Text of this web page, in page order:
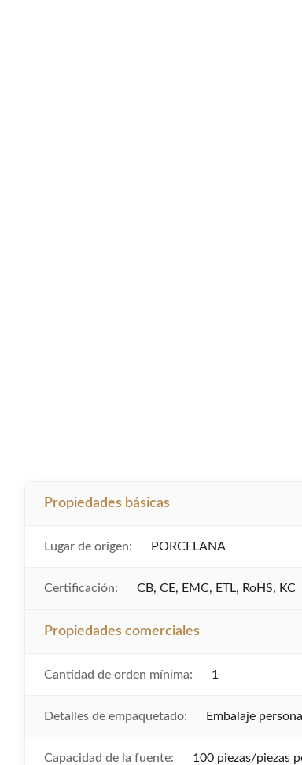
Propiedades básicas
Lugar de origen: PORCELANA
Certificación: CB, CE, EMC, ETL, RoHS, KC
Propiedades comerciales
Cantidad de orden mínima: 1
Detalles de empaquetado: Embalaje
Capacidad de la fuente: 100 piezas/piezas